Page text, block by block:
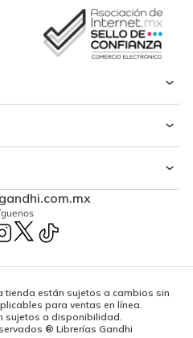
tienda están sujetos a cambios sin
para ventas en línea.
sujetos a disponibilidad.
® Librerías Gandhi